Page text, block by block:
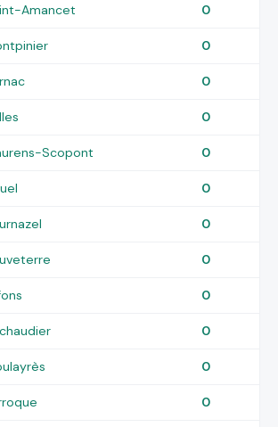
Amancet 0
0
0
0
Scopont 0
0
0
0
0
0
0
0